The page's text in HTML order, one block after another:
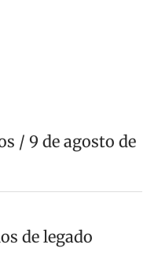
/ 9 de agosto de
de legado